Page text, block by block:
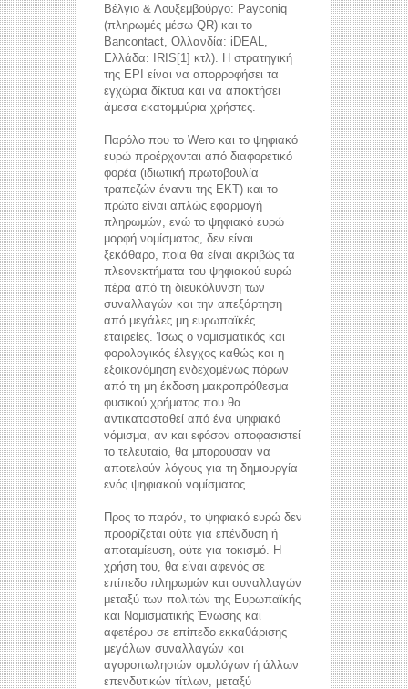
Βέλγιο & Λουξεμβούργο: Payconiq
(πληρωμές μέσω QR) και το
Bancontact, Ολλανδία: iDEAL,
Ελλάδα: IRIS[1] κτλ). Η στρατηγική
της EPI είναι να απορροφήσει τα
εγχώρια δίκτυα και να αποκτήσει
άμεσα εκατομμύρια χρήστες.
Παρόλο που το Wero και το ψηφιακό
ευρώ προέρχονται από διαφορετικό
φορέα (ιδιωτική πρωτοβουλία
τραπεζών έναντι της ΕΚΤ) και το
πρώτο είναι απλώς εφαρμογή
πληρωμών, ενώ το ψηφιακό ευρώ
μορφή νομίσματος, δεν είναι
ξεκάθαρο, ποια θα είναι ακριβώς τα
πλεονεκτήματα του ψηφιακού ευρώ
πέρα από τη διευκόλυνση των
συναλλαγών και την απεξάρτηση
από μεγάλες μη ευρωπαϊκές
εταιρείες. Ίσως ο νομισματικός και
φορολογικός έλεγχος καθώς και η
εξοικονόμηση ενδεχομένως πόρων
από τη μη έκδοση μακροπρόθεσμα
φυσικού χρήματος που θα
αντικατασταθεί από ένα ψηφιακό
νόμισμα, αν και εφόσον αποφασιστεί
το τελευταίο, θα μπορούσαν να
αποτελούν λόγους για τη δημιουργία
ενός ψηφιακού νομίσματος.
Προς το παρόν, το ψηφιακό ευρώ δεν
προορίζεται ούτε για επένδυση ή
αποταμίευση, ούτε για τοκισμό. Η
χρήση του, θα είναι αφενός σε
επίπεδο πληρωμών και συναλλαγών
μεταξύ των πολιτών της Ευρωπαϊκής
και Νομισματικής Ένωσης και
αφετέρου σε επίπεδο εκκαθάρισης
μεγάλων συναλλαγών και
αγοροπωλησιών ομολόγων ή άλλων
επενδυτικών τίτλων, μεταξύ